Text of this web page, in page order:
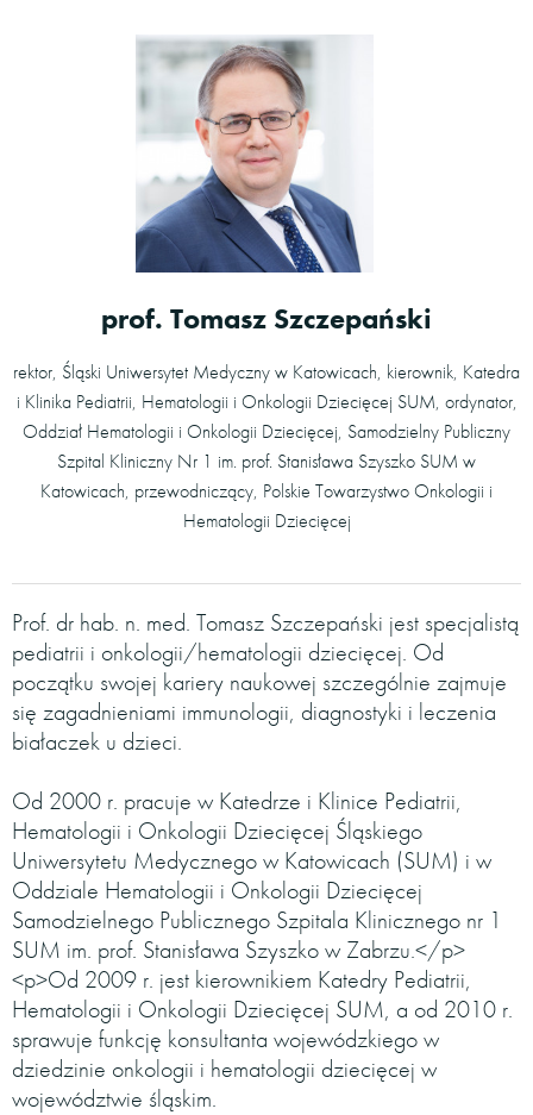
prof. Tomasz Szczepański
rektor, Śląski Uniwersytet Medyczny w Katowicach, kierownik, Katedra
i Klinika Pediatrii, Hematologii i Onkologii Dziecięcej SUM, ordynator,
Oddział Hematologii i Onkologii Dziecięcej, Samodzielny Publiczny
Szpital Kliniczny Nr 1 im. prof. Stanisława Szyszko SUM w
Katowicach, przewodniczący, Polskie Towarzystwo Onkologii i
Hematologii Dziecięcej
Prof. dr hab. n. med. Tomasz Szczepański jest specjalistą
pediatrii i onkologii/hematologii dziecięcej. Od
początku swojej kariery naukowej szczególnie zajmuje
się zagadnieniami immunologii, diagnostyki i leczenia
białaczek u dzieci.
Od 2000 r. pracuje w Katedrze i Klinice Pediatrii,
Hematologii i Onkologii Dziecięcej Śląskiego
Uniwersytetu Medycznego w Katowicach (SUM) i w
Oddziale Hematologii i Onkologii Dziecięcej
Samodzielnego Publicznego Szpitala Klinicznego nr 1
SUM im. prof. Stanisława Szyszko w Zabrzu.</p>
<p>Od 2009 r. jest kierownikiem Katedry Pediatrii,
Hematologii i Onkologii Dziecięcej SUM, a od 2010 r.
sprawuje funkcję konsultanta wojewódzkiego w
dziedzinie onkologii i hematologii dziecięcej w
województwie śląskim.